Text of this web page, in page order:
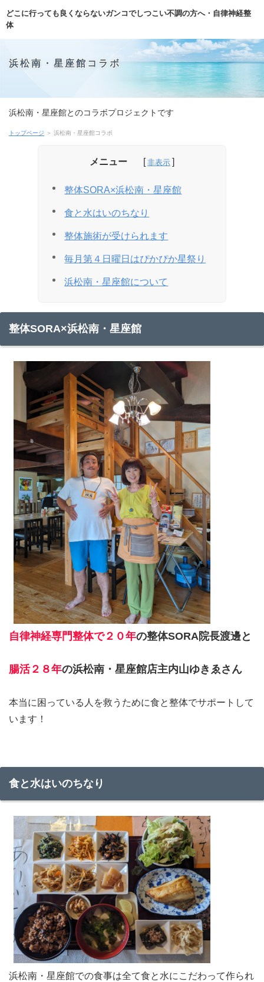
どこに行っても良くならないガンコでしつこい不調の方へ・自律神経整
体
浜松南・星座館コラボ
浜松南・星座館とのコラボプロジェクトです
トップページ ＞ 浜松南・星座館コラボ
メニュー
整体SORA×浜松南・星座館
食と水はいのちなり
整体施術が受けられます
毎月第４日曜日はぴかぴか星祭り
浜松南・星座館について
整体SORA×浜松南・星座館
自律神経専門整体で２０年の整体SORA院長渡邊と
腸活２８年の浜松南・星座館店主内山ゆきゑさん
本当に困っている人を救うために食と整体でサポートして
います！
食と水はいのちなり
浜松南・星座館での食事は全て食と水にこだわって作られ